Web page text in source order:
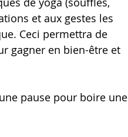
et aux gestes les
Ceci permettra de
gagner en bien-être et
pause pour boire une